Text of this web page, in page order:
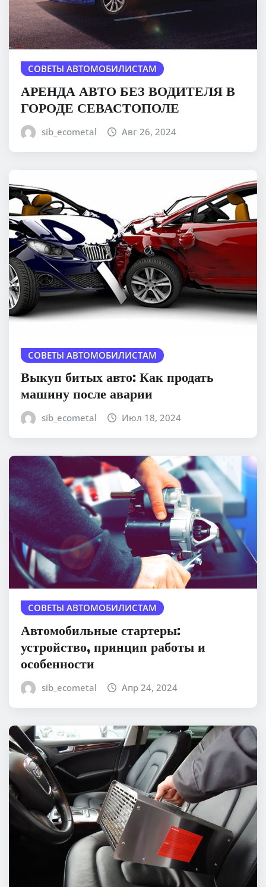
СОВЕТЫ АВТОМОБИЛИСТАМ
АРЕНДА АВТО БЕЗ ВОДИТЕЛЯ В
ГОРОДЕ СЕВАСТОПОЛЕ
sib_ecometal Авг 26, 2024
СОВЕТЫ АВТОМОБИЛИСТАМ
Выкуп битых авто: Как продать
машину после аварии
sib_ecometal Июл 18, 2024
СОВЕТЫ АВТОМОБИЛИСТАМ
Автомобильные стартеры:
устройство, принцип работы и
особенности
sib_ecometal Апр 24, 2024